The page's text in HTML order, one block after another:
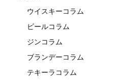
ウイスキーコラム
ビールコラム
ジンコラム
ブランデーコラム
テキーラコラム